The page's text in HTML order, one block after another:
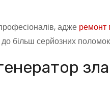
адже ремонт
більш серйозних